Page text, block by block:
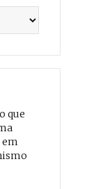
que
em